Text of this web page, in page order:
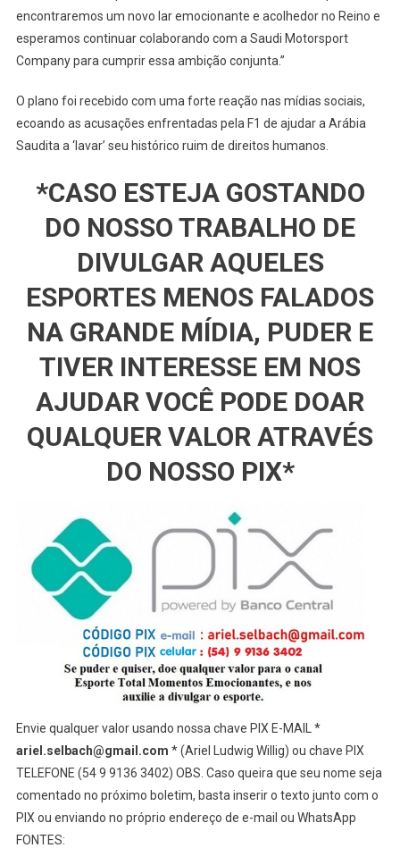
encontraremos um novo lar emocionante e acolhedor no Reino e
esperamos continuar colaborando com a Saudi Motorsport
Company para cumprir essa ambição conjunta.”
O plano foi recebido com uma forte reação nas mídias sociais,
ecoando as acusações enfrentadas pela F1 de ajudar a Arábia
Saudita a ‘lavar’ seu histórico ruim de direitos humanos.
*CASO ESTEJA GOSTANDO
DO NOSSO TRABALHO DE
DIVULGAR AQUELES
ESPORTES MENOS FALADOS
NA GRANDE MÍDIA, PUDER E
TIVER INTERESSE EM NOS
AJUDAR VOCÊ PODE DOAR
QUALQUER VALOR ATRAVÉS
DO NOSSO PIX*
Envie qualquer valor usando nossa chave PIX E-MAIL *
ariel.selbach@gmail.com * (Ariel Ludwig Willig) ou chave PIX
TELEFONE (54 9 9136 3402) OBS. Caso queira que seu nome seja
comentado no próximo boletim, basta inserir o texto junto com o
PIX ou enviando no próprio endereço de e-mail ou WhatsApp
FONTES: